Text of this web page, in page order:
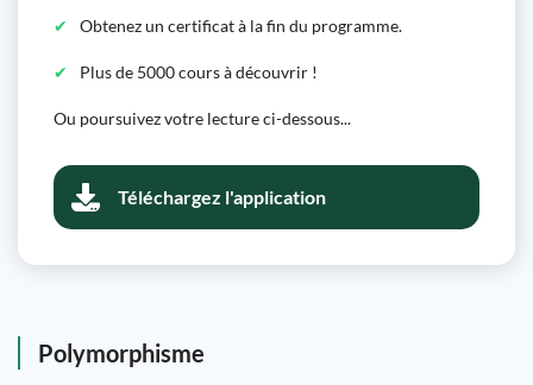
Obtenez un certificat à la fin du programme.
Plus de 5000 cours à découvrir !
Ou poursuivez votre lecture ci-dessous...
Téléchargez l'application
Polymorphisme